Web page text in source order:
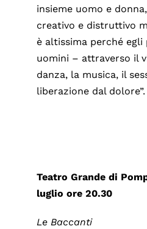
insieme uomo e
creativo e distruttivo
è altissima perché
uomini – attraverso il
danza, la musica, il
liberazione dal dolore”.
Teatro Grande di
luglio ore 20.30
Le Baccanti